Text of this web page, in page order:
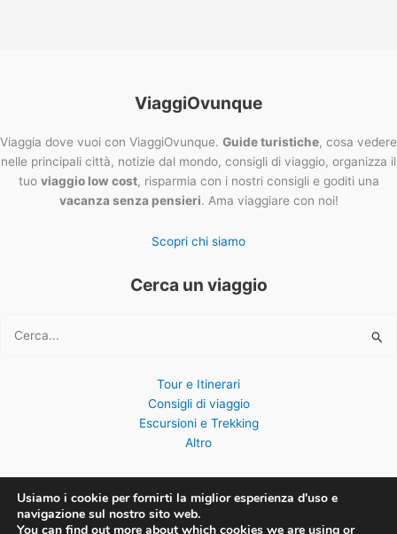
ViaggiOvunque
Viaggia dove vuoi con ViaggiOvunque. Guide turistiche, cosa vedere
nelle principali città, notizie dal mondo, consigli di viaggio, organizza il
tuo viaggio low cost, risparmia con i nostri consigli e goditi una
vacanza senza pensieri. Ama viaggiare con noi!
Scopri chi siamo
Cerca un viaggio
Cerca:
Tour e Itinerari
Consigli di viaggio
Escursioni e Trekking
Altro
Copyright © 2026 ViaggiOvunque
Usiamo i cookie per fornirti la miglior esperienza d'uso e
navigazione sul nostro sito web.
You can find out more about which cookies we are using or